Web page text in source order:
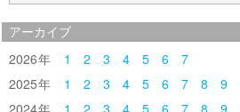
アーカイブ
2026 1 2 3 4 5 6
7
2025
1 2 3 4 5 6 7 8 9